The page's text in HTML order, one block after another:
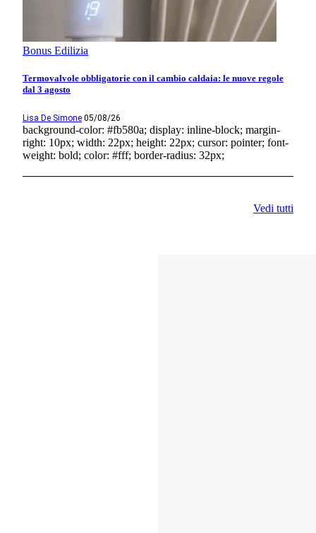
Bonus Edilizia
Termovalvole obbligatorie con il cambio caldaia: le nuove regole
dal 3 agosto
Lisa De Simone 05/08/26
background-color: #fb580a; display: inline-block; margin-
right: 10px; width: 22px; height: 22px; cursor: pointer; font-
weight: bold; color: #fff; border-radius: 32px;
Vedi tutti